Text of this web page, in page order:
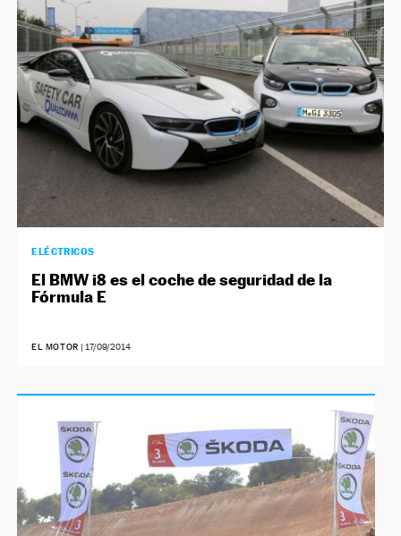
ELÉCTRICOS
El BMW i8 es el coche de seguridad de la
Fórmula E
EL MOTOR 17/09/2014